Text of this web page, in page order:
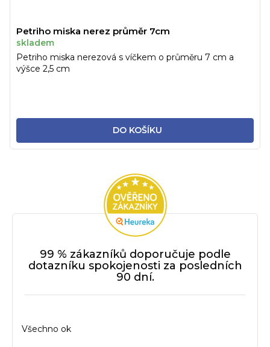
Petriho miska nerez průměr 7cm
skladem
DO KOŠÍKU
Petriho miska nerezová s víčkem o průměru 7 cm a
výšce 2,5 cm
99 % zákazníků doporučuje podle
dotazníku spokojenosti za posledních
90 dní.
Všechno ok